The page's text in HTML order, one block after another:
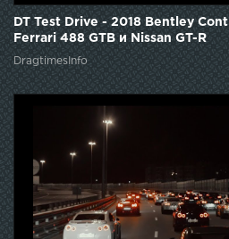
DT Test Drive - 2018 Bentley
Ferrari 488 GTB и Nissan GT-R
DragtimesInfo